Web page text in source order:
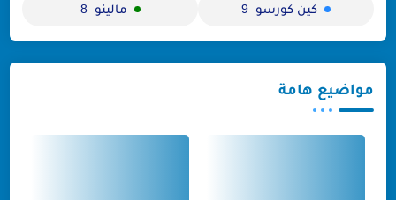
كين كورسو 9 مالينو 8
مواضيع هامة